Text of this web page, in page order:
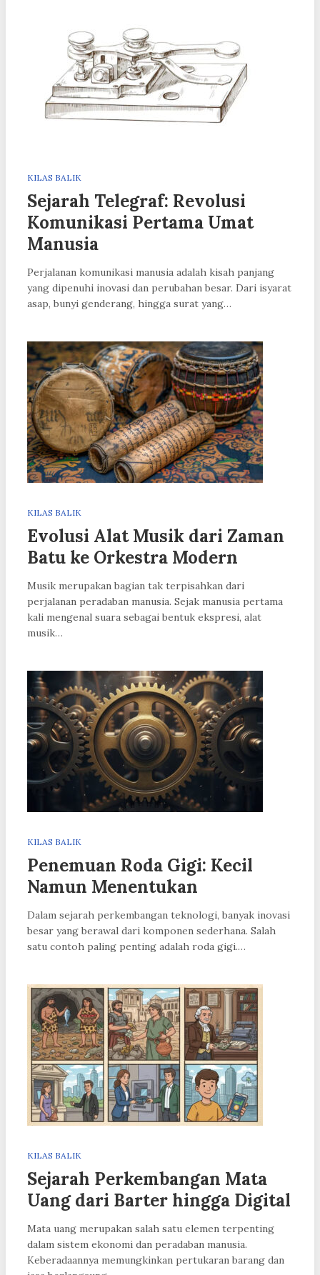
KILAS BALIK
Sejarah Telegraf: Revolusi
Komunikasi Pertama Umat
Manusia
Perjalanan komunikasi manusia adalah kisah panjang
yang dipenuhi inovasi dan perubahan besar. Dari isyarat
asap, bunyi genderang, hingga surat yang…
KILAS BALIK
Evolusi Alat Musik dari Zaman
Batu ke Orkestra Modern
Musik merupakan bagian tak terpisahkan dari
perjalanan peradaban manusia. Sejak manusia pertama
kali mengenal suara sebagai bentuk ekspresi, alat
musik…
KILAS BALIK
Penemuan Roda Gigi: Kecil
Namun Menentukan
Dalam sejarah perkembangan teknologi, banyak inovasi
besar yang berawal dari komponen sederhana. Salah
satu contoh paling penting adalah roda gigi.…
KILAS BALIK
Sejarah Perkembangan Mata
Uang dari Barter hingga Digital
Mata uang merupakan salah satu elemen terpenting
dalam sistem ekonomi dan peradaban manusia.
Keberadaannya memungkinkan pertukaran barang dan